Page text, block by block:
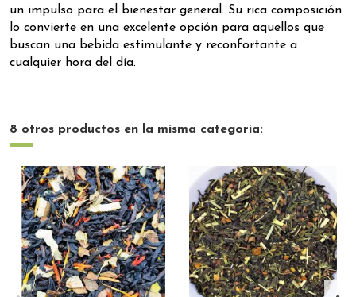
un impulso para el bienestar general. Su rica composición
lo convierte en una excelente opción para aquellos que
buscan una bebida estimulante y reconfortante a
cualquier hora del día.
8 otros productos en la misma categoría: